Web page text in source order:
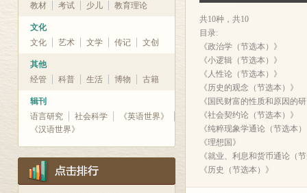
教材
考试 少儿 教育理论
文化
文化
艺术 文学 传记 文创
其他
经管
科普 生活 博物 古籍
辑刊
语言研究
社会科学
《英语世界》
《汉语世界》
共10种，共10
目录:
《政治学（节选本）》
《小逻辑（节选本）》
《人性论（节选本）》
《历史的观念（节选本）》
《国民财富的性质和原因的
《社会契约论（节选本）》
《纯粹现象学通论（节选本
《理想国》
《就业、利息和货币通论（
《历史（节选本）》